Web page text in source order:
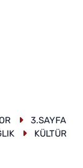
3.SAYFA
KÜLTÜR